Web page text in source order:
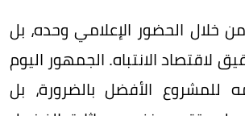
خلال الحضور الإعلامي وحده، بل
لاقتصاد الانتباه. الجمهور اليوم
للمشروع الأفضل بالضرورة، بل